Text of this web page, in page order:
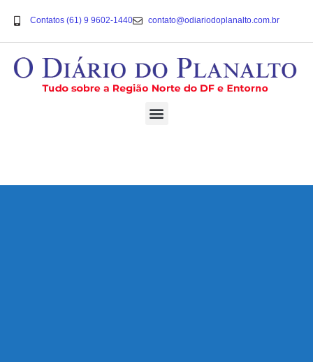
Contatos (61) 9 9602-1440 contato@odiariodoplanalto.com.br